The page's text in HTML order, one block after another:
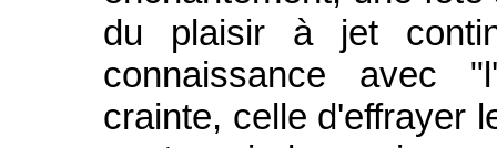
du plaisir à jet
connaissance avec
crainte, celle d'effrayer